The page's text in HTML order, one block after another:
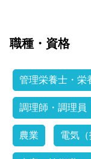
職種・資格
管理栄養士・栄
調理師・調理員
農業 電気（